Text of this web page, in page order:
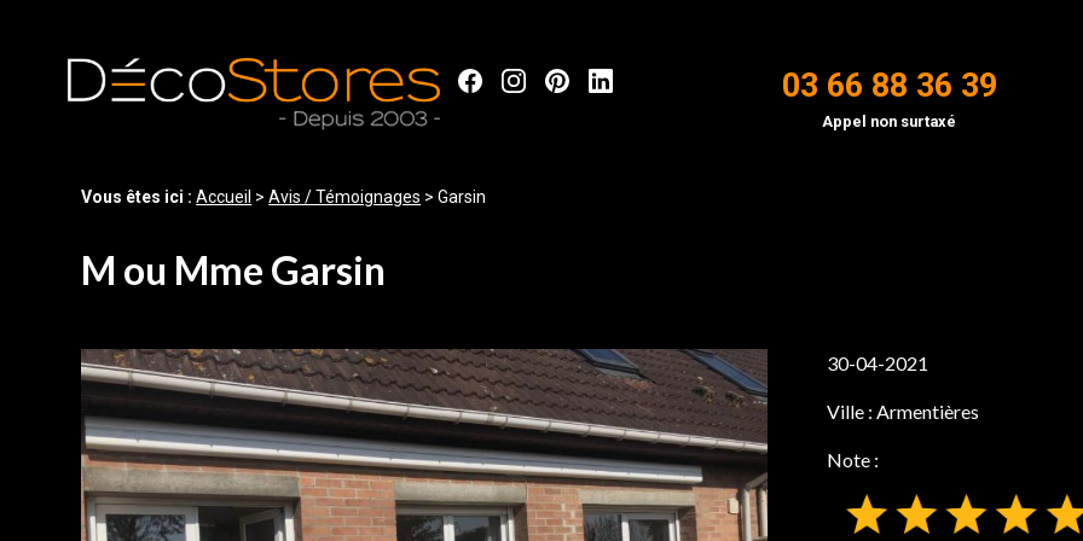
03 66 88 36 39
Appel non surtaxé
Vous êtes ici :Accueil >Avis / Témoignages >Garsin
M ou Mme Garsin
30-04-2021
Ville : Armentières
Note :